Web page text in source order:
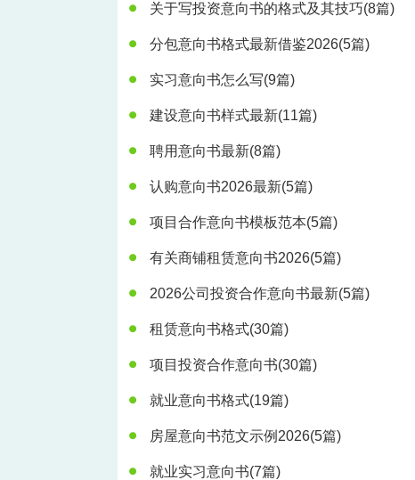
关于写投资意向书的格式及其技巧(8篇)
分包意向书格式最新借鉴2026(5篇)
实习意向书怎么写(9篇)
建设意向书样式最新(11篇)
聘用意向书最新(8篇)
认购意向书2026最新(5篇)
项目合作意向书模板范本(5篇)
有关商铺租赁意向书2026(5篇)
2026公司投资合作意向书最新(5篇)
租赁意向书格式(30篇)
项目投资合作意向书(30篇)
就业意向书格式(19篇)
房屋意向书范文示例2026(5篇)
就业实习意向书(7篇)